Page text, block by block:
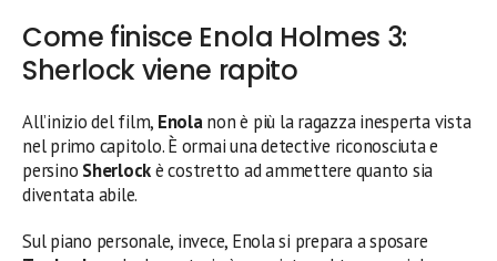
Come finisce Enola Holmes 3:
Sherlock viene rapito
All’inizio del film, Enolanon è più la ragazza inesperta vista
nel primo capitolo. È ormai una detective riconosciuta e
persino Sherlockè costretto ad ammettere quanto sia
diventata abile.
Sul piano personale, invece, Enola si prepara a sposare